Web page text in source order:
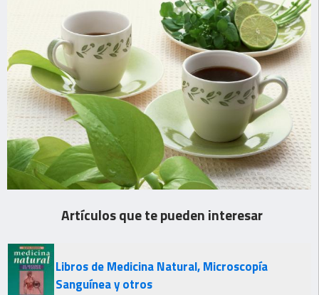
Artículos que te pueden interesar
Libros de Medicina Natural, Microscopía
Sanguínea y otros